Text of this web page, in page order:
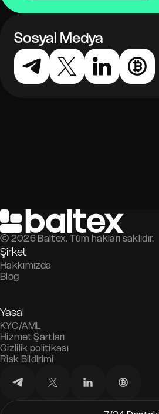
Sosyal Medya
© 2026 Baltex. Tüm hakları saklıdır.
Şirket
Hakkımızda
Blog
Yasal
KYC/AML
Hizmet Şartları
Gizlilik politikası
Risk Bildirimi